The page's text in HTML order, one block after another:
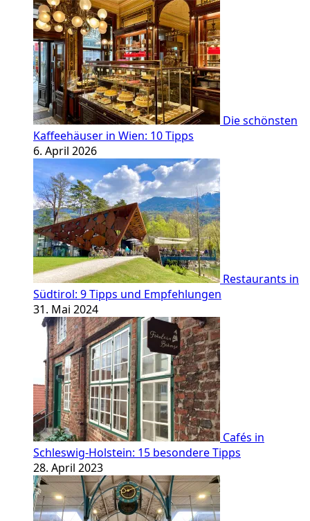
Die schönsten
Kaffeehäuser in Wien: 10 Tipps
6. April 2026
Restaurants in
Südtirol: 9 Tipps und Empfehlungen
31. Mai 2024
Cafés in
Schleswig-Holstein: 15 besondere Tipps
28. April 2023